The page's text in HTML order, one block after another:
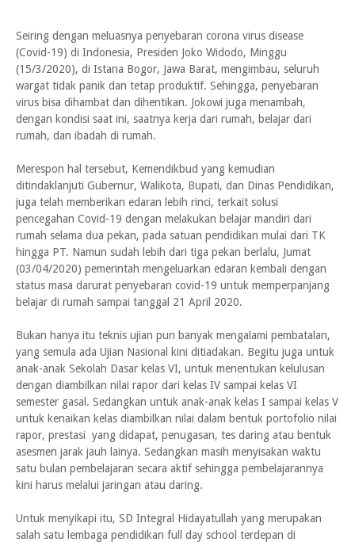
Seiring dengan meluasnya penyebaran corona virus disease
(Covid-19) di Indonesia, Presiden Joko Widodo, Minggu
(15/3/2020), di Istana Bogor, Jawa Barat, mengimbau, seluruh
wargat tidak panik dan tetap produktif. Sehingga, penyebaran
virus bisa dihambat dan dihentikan. Jokowi juga menambah,
dengan kondisi saat ini, saatnya kerja dari rumah, belajar dari
rumah, dan ibadah di rumah.
Merespon hal tersebut, Kemendikbud yang kemudian
ditindaklanjuti Gubernur, Walikota, Bupati, dan Dinas Pendidikan,
juga telah memberikan edaran lebih rinci, terkait solusi
pencegahan Covid-19 dengan melakukan belajar mandiri dari
rumah selama dua pekan, pada satuan pendidikan mulai dari TK
hingga PT. Namun sudah lebih dari tiga pekan berlalu, Jumat
(03/04/2020) pemerintah mengeluarkan edaran kembali dengan
status masa darurat penyebaran covid-19 untuk memperpanjang
belajar di rumah sampai tanggal 21 April 2020.
Bukan hanya itu teknis ujian pun banyak mengalami pembatalan,
yang semula ada Ujian Nasional kini ditiadakan. Begitu juga untuk
anak-anak Sekolah Dasar kelas VI, untuk menentukan kelulusan
dengan diambilkan nilai rapor dari kelas IV sampai kelas VI
semester gasal. Sedangkan untuk anak-anak kelas I sampai kelas V
untuk kenaikan kelas diambilkan nilai dalam bentuk portofolio nilai
rapor, prestasi yang didapat, penugasan, tes daring atau bentuk
asesmen jarak jauh lainya. Sedangkan masih menyisakan waktu
satu bulan pembelajaran secara aktif sehingga pembelajarannya
kini harus melalui jaringan atau daring.
Untuk menyikapi itu, SD Integral Hidayatullah yang merupakan
salah satu lembaga pendidikan full day school terdepan di